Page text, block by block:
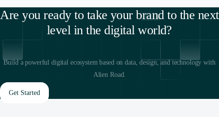
Are you ready to take your brand to the next
level in the digital world?
Build a powerful digital ecosystem based on data, design, and technology with
Alien Road.
Get Started